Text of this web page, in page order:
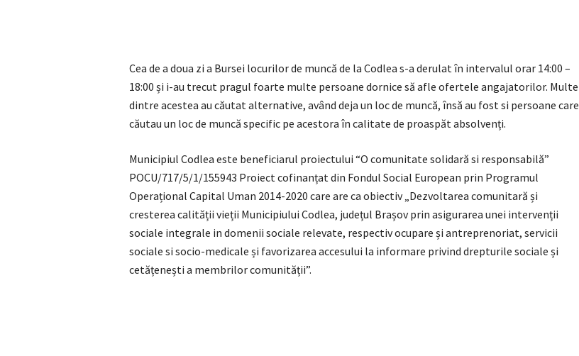
Cea de a doua zi a Bursei locurilor de muncă de la Codlea s-a derulat în intervalul orar 14:00 –
18:00 și i-au trecut pragul foarte multe persoane dornice să afle ofertele angajatorilor. Multe
dintre acestea au căutat alternative, având deja un loc de muncă, însă au fost si persoane care
căutau un loc de muncă specific pe acestora în calitate de proaspăt absolvenți.
Municipiul Codlea este beneficiarul proiectului “O comunitate solidară si responsabilă”
POCU/717/5/1/155943 Proiect cofinanțat din Fondul Social European prin Programul
Operațional Capital Uman 2014-2020 care are ca obiectiv „Dezvoltarea comunitară și
cresterea calității vieții Municipiului Codlea, județul Brașov prin asigurarea unei intervenții
sociale integrale in domenii sociale relevate, respectiv ocupare și antreprenoriat, servicii
sociale si socio-medicale și favorizarea accesului la informare privind drepturile sociale și
cetățenești a membrilor comunității”.